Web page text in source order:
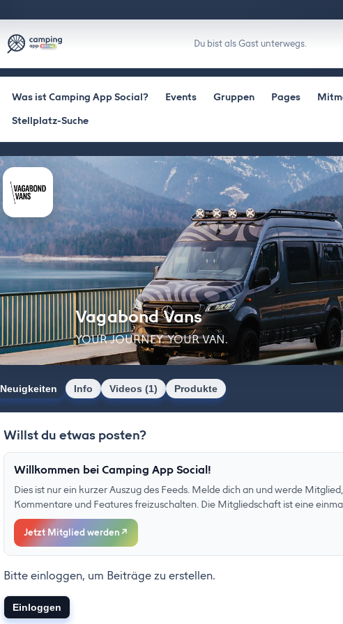
Du bist als Gast unterwegs.
Was ist Camping App Social? Events Gruppen Pages
Stellplatz-Suche
Vagabond Vans
YOUR JOURNEY. YOUR VAN.
Neuigkeiten Info Videos (1) Produkte
Willst du etwas posten?
Willkommen bei Camping App Social!
Dies ist nur ein kurzer Auszug des Feeds. Melde dich an und werde
Kommentare und Features freizuschalten. Die Mitgliedschaft ist eine
Jetzt Mitglied werden ↗
Bitte einloggen, um Beiträge zu erstellen.
Einloggen